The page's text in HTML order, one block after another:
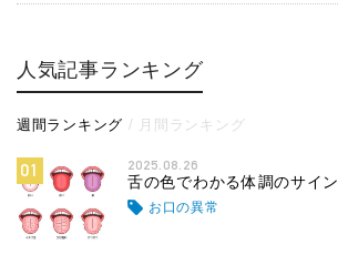
人気記事ランキング
週間ランキング 月間ランキング
01 2025.08.26
舌の色でわかる体調のサイン
お口の異常